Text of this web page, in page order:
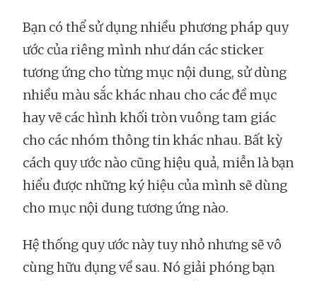
Bạn có thể sử dụng nhiều phương pháp quy
ước của riêng mình như dán các sticker
tương ứng cho từng mục nội dung, sử dùng
nhiều màu sắc khác nhau cho các đề mục
hay vẽ các hình khối tròn vuông tam giác
cho các nhóm thông tin khác nhau. Bất kỳ
cách quy ước nào cũng hiệu quả, miễn là bạn
hiểu được những ký hiệu của mình sẽ dùng
cho mục nội dung tương ứng nào.
Hệ thống quy ước này tuy nhỏ nhưng sẽ vô
cùng hữu dụng về sau. Nó giải phóng bạn